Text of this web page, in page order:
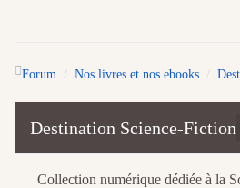
Forum Nos livres et nos ebooks
Destination Science-Fiction
Collection numérique dédiée à la